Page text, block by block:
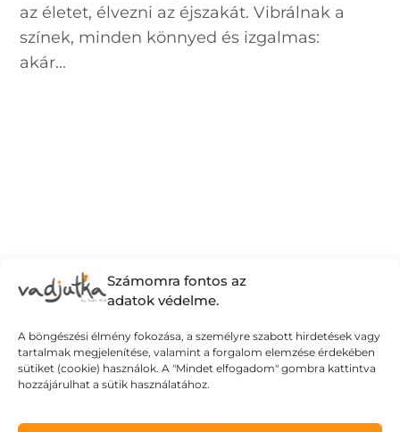
Számomra fontos az
adatok védelme.
A böngészési élmény fokozása, a személyre szabott hirdetések vagy
tartalmak megjelenítése, valamint a forgalom elemzése érdekében
sütiket (cookie) használok. A "Mindet elfogadom" gombra kattintva
hozzájárulhat a sütik használatához.
az életet, élvezni az éjszakát. Vibrálnak a
színek, minden könnyed és izgalmas:
akár...